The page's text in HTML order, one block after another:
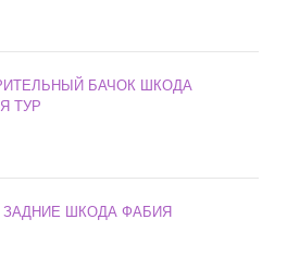
БАЧОК ШКОДА
ТУР
ЗАДНИЕ ШКОДА ФАБИЯ